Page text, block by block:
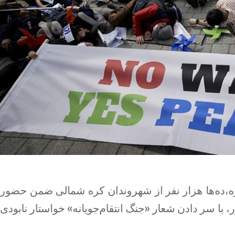
هزار نفر از شهروندان کره شمالی ضمن حضور
سر دادن شعار «جنگ انتقام‌جویانه» خواستار نابودی